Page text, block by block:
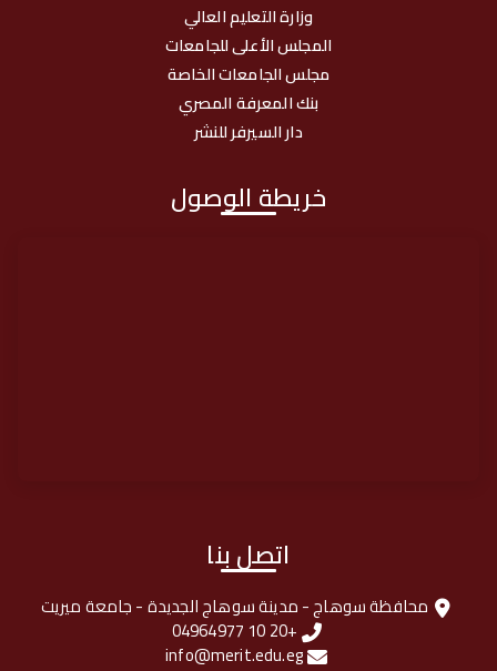
وزارة التعليم العالي
المجلس الأعلى للجامعات
مجلس الجامعات الخاصة
بنك المعرفة المصري
دار السيرفر للنشر
خريطة الوصول
اتصل بنا
محافظة سوهاج - مدينة سوهاج الجديدة - جامعة ميريت
+20 10 04964977
info@merit.edu.eg